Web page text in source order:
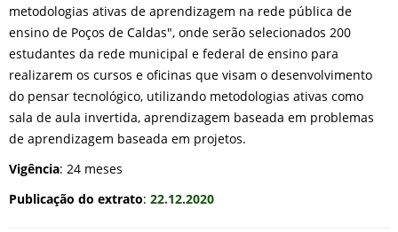
metodologias ativas de aprendizagem na rede pública de
ensino de Poços de Caldas", onde serão selecionados 200
estudantes da rede municipal e federal de ensino para
realizarem os cursos e oficinas que visam o desenvolvimento
do pensar tecnológico, utilizando metodologias ativas como
sala de aula invertida, aprendizagem baseada em problemas
de aprendizagem baseada em projetos.
Vigência: 24 meses
Publicação do extrato: 22.12.2020